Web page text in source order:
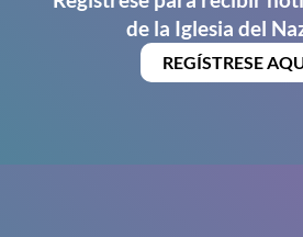
de la Iglesia del
REGÍSTRESE